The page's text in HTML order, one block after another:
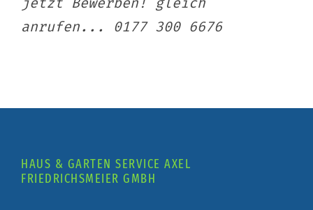
anrufen... 0177 300 6676
HAUS & GARTEN SERVICE AXEL
FRIEDRICHSMEIER GMBH